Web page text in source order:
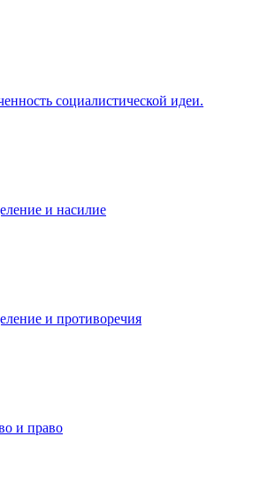
социалистической идеи.
и насилие
и противоречия
и право